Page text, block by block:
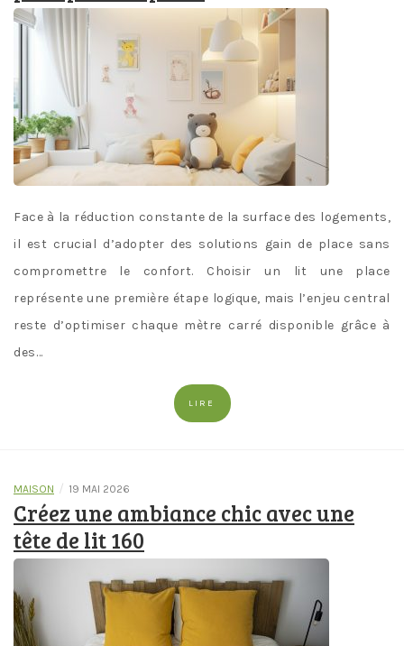
Face à la réduction constante de la surface des logements,
il est crucial d’adopter des solutions gain de place sans
compromettre le confort. Choisir un lit une place
représente une première étape logique, mais l’enjeu central
reste d’optimiser chaque mètre carré disponible grâce à
des…
LIRE
MAISON / 19 MAI 2026
Créez une ambiance chic avec une
tête de lit 160